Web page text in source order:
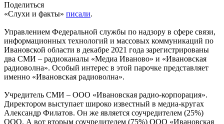
Поделиться
«Слухи и факты» писали.
Управлением Федеральной службы по надзору в сфере связи,
информационных технологий и массовых коммуникаций по
Ивановской области в декабре 2021 года зарегистрированы
два СМИ – радиоканалы «Медиа Иваново» и «Ивановская
радиоволна». Особый интерес в этой парочке представляет
именно «Ивановская радиоволна».
Учредитель СМИ – ООО «Ивановская радио-корпорация».
Директором выступает широко известный в медиа-кругах
Александр Филатов. Он же является соучредителем (25%)
ООО. А вот вторым соучредителем (75%) ООО «Ивановская